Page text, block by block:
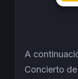
A
Concierto